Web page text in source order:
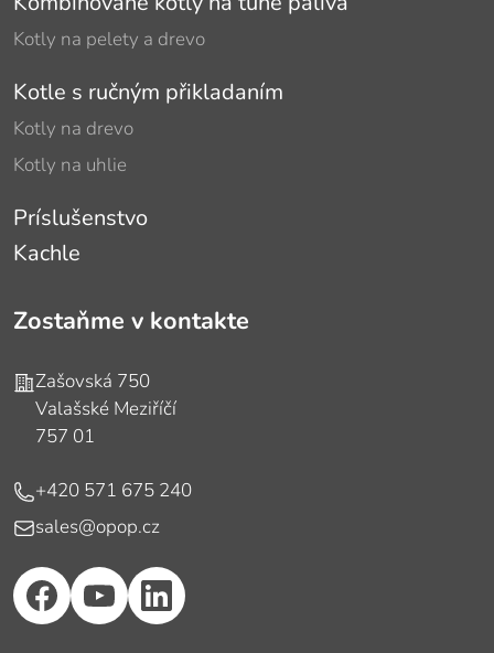
Kotly na pelety a drevo
Kotle s ručným přikladaním
Kotly na drevo
Kotly na uhlie
Príslušenstvo
Kachle
Zostaňme v kontakte
Adresa
Zašovská 750
Valašské Meziříčí
757 01
Telefón
+420 571 675 240
E-mail
sales@opop.cz